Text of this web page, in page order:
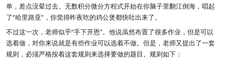
单，差点没晕过去。无数积分微分方程式开始在你脑子里翻江倒海，唱起
了“哈里路亚”，你觉得昨夜吃的鸡公煲都快吐出来了。
不过这一次，老师似乎“手下开恩”。他说虽然布置了很多作业，但是可以
选着做，对你来说就是有些作业可以选着不做。但是，老师又提出了一套
规则，必须严格按着这套规则来选择要做的题目。规则如下：